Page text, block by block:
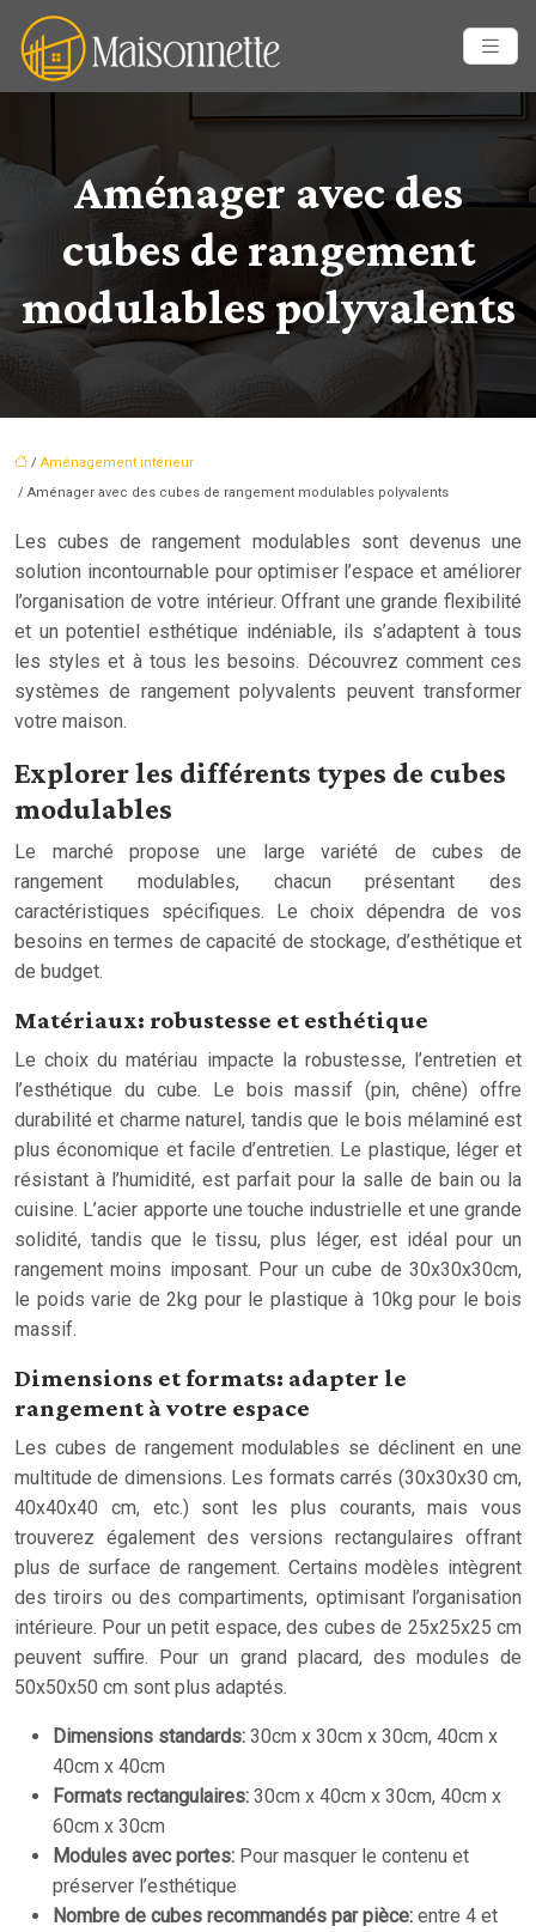
Aménager avec des
cubes de rangement
modulables polyvalents
/ Aménagement intérieur
/ Aménager avec des cubes de rangement modulables polyvalents
Les cubes de rangement modulables sont devenus une
solution incontournable pour optimiser l’espace et améliorer
l’organisation de votre intérieur. Offrant une grande flexibilité
et un potentiel esthétique indéniable, ils s’adaptent à tous
les styles et à tous les besoins. Découvrez comment ces
systèmes de rangement polyvalents peuvent transformer
votre maison.
Explorer les différents types de cubes
modulables
Le marché propose une large variété de cubes de
rangement modulables, chacun présentant des
caractéristiques spécifiques. Le choix dépendra de vos
besoins en termes de capacité de stockage, d’esthétique et
de budget.
Matériaux: robustesse et esthétique
Le choix du matériau impacte la robustesse, l’entretien et
l’esthétique du cube. Le bois massif (pin, chêne) offre
durabilité et charme naturel, tandis que le bois mélaminé est
plus économique et facile d’entretien. Le plastique, léger et
résistant à l’humidité, est parfait pour la salle de bain ou la
cuisine. L’acier apporte une touche industrielle et une grande
solidité, tandis que le tissu, plus léger, est idéal pour un
rangement moins imposant. Pour un cube de 30x30x30cm,
le poids varie de 2kg pour le plastique à 10kg pour le bois
massif.
Dimensions et formats: adapter le
rangement à votre espace
Les cubes de rangement modulables se déclinent en une
multitude de dimensions. Les formats carrés (30x30x30 cm,
40x40x40 cm, etc.) sont les plus courants, mais vous
trouverez également des versions rectangulaires offrant
plus de surface de rangement. Certains modèles intègrent
des tiroirs ou des compartiments, optimisant l’organisation
intérieure. Pour un petit espace, des cubes de 25x25x25 cm
peuvent suffire. Pour un grand placard, des modules de
50x50x50 cm sont plus adaptés.
Dimensions standards: 30cm x 30cm x 30cm, 40cm x
40cm x 40cm
Formats rectangulaires: 30cm x 40cm x 30cm, 40cm x
60cm x 30cm
Modules avec portes: Pour masquer le contenu et
préserver l’esthétique
Nombre de cubes recommandés par pièce: entre 4 et